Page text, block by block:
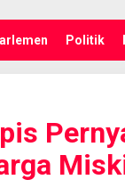
Politik